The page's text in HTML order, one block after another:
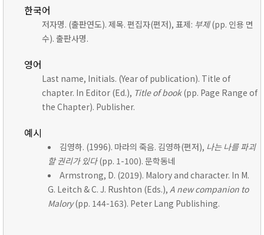
한국어
저자명. (출판연도). 제목. 편집자(편저), 표제: 부제(pp. 인용 면
수). 출판사명.
영어
Last name, Initials. (Year of publication). Title of
chapter. In Editor (Ed.), Title of book(pp. Page Range of
the Chapter). Publisher.
예시
김영하. (1996). 마라의 죽음. 김영하(편저), 나는 나를 파괴
할 권리가 있다(pp. 1-100). 문학동네
Armstrong, D. (2019). Malory and character. In M.
G. Leitch & C. J. Rushton (Eds.), A new companion to
Malory(pp. 144-163). Peter Lang Publishing.